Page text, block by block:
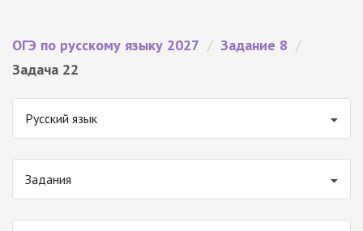
ОГЭ по русскому языку 2027 / Задание 8 /
Задача 22
Русский язык
Задания